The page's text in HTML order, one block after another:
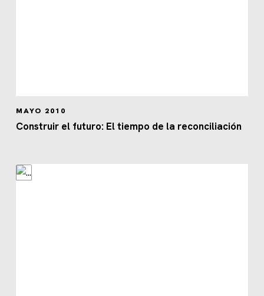
MAYO 2010
Construir el futuro: El tiempo de la reconciliación